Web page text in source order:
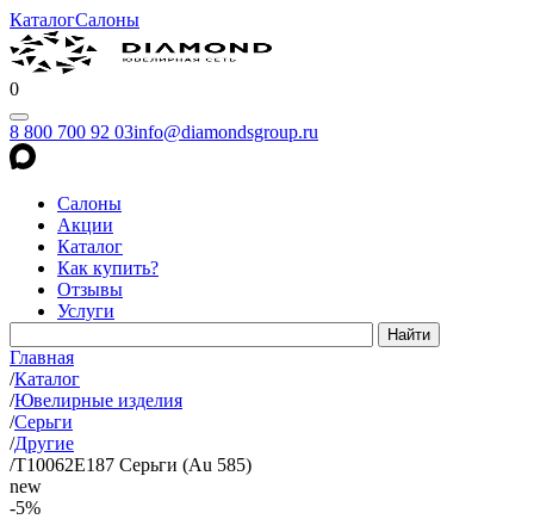
КаталогСалоны
0
8 800 700 92 03info@diamondsgroup.ru
Салоны
Акции
Каталог
Как купить?
Отзывы
Услуги
Главная
/Каталог
/Ювелирные изделия
/Серьги
/Другие
/Т10062Е187 Серьги (Au 585)
new
-5%